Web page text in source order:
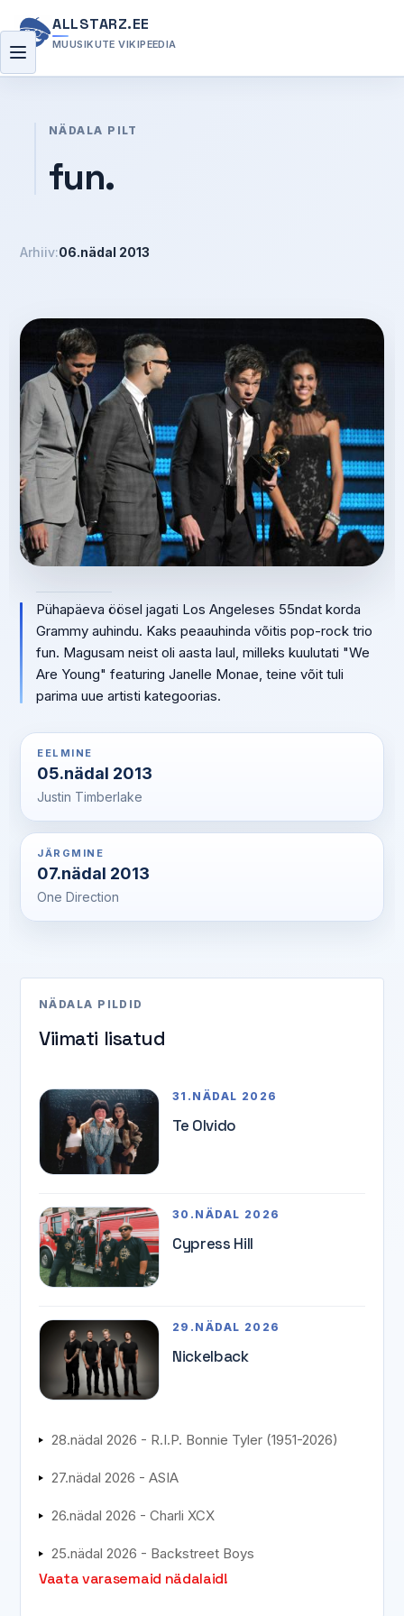
ALLSTARZ.EE
MUUSIKUTE VIKIPEEDIA
Menüü
NÄDALA PILT
fun.
Arhiiv:06.nädal 2013
Pühapäeva öösel jagati Los Angeleses 55ndat korda
Grammy auhindu. Kaks peaauhinda võitis pop-rock trio
fun. Magusam neist oli aasta laul, milleks kuulutati "We
Are Young" featuring Janelle Monae, teine võit tuli
parima uue artisti kategoorias.
EELMINE
05.nädal 2013
Justin Timberlake
JÄRGMINE
07.nädal 2013
One Direction
NÄDALA PILDID
Viimati lisatud
31.NÄDAL 2026
Te Olvido
30.NÄDAL 2026
Cypress Hill
29.NÄDAL 2026
Nickelback
28.nädal 2026 - R.I.P. Bonnie Tyler (1951-2026)
27.nädal 2026 - ASIA
26.nädal 2026 - Charli XCX
25.nädal 2026 - Backstreet Boys
Vaata varasemaid nädalaid!